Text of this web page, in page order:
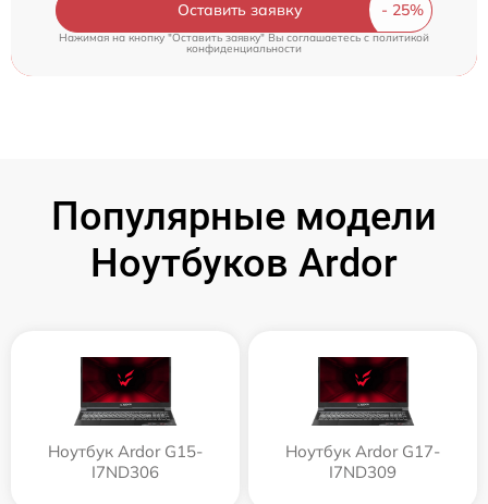
Оставить заявку
Нажимая на кнопку "Оставить заявку" Вы соглашаетесь cполитикой
конфиденциальности
Популярные модели
Ноутбуков Ardor
Ноутбук Ardor G15-
I7ND306
Ноутбук Ardor G17-
I7ND309